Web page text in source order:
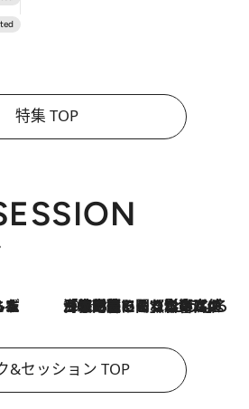
特集 TOP
2026.8.3
「住宅建てられない…」「サーチャージ料の高値が続いている」ホルムズ海峡封鎖による影響はいつまで続く？《エネルギー専門家に聞く“どうなる日本の暮らし”》
&セッション TOP